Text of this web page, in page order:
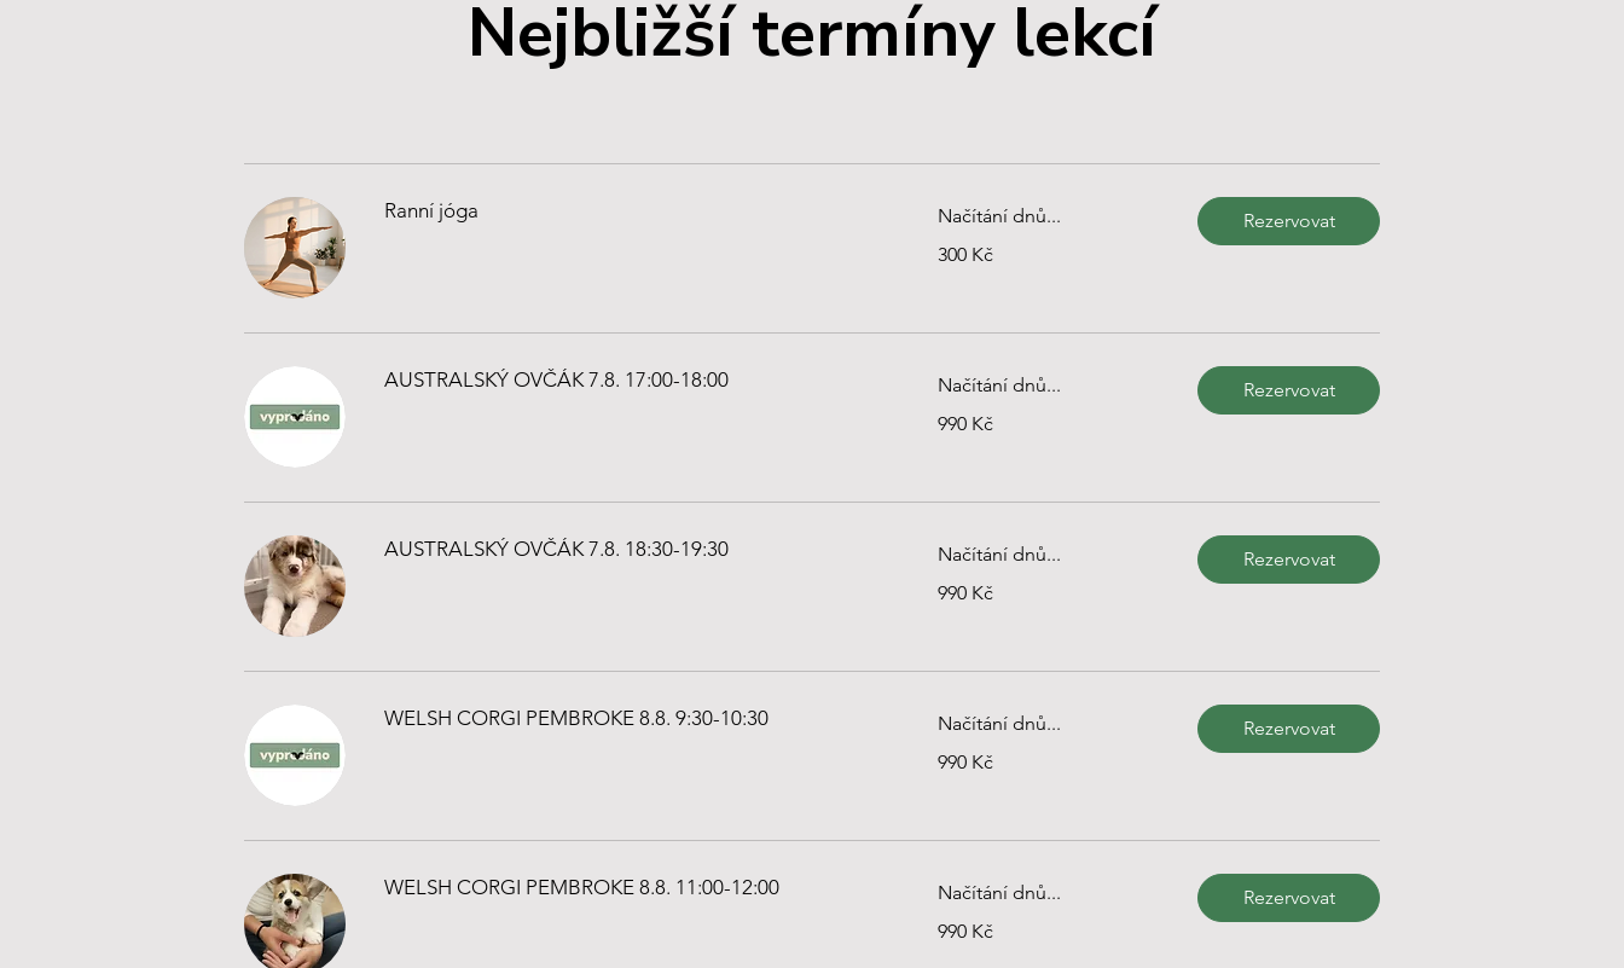
Nejbližší termíny lekcí
Ranní jóga Načítání dnů...
českých
300 Kč
Rezervovat
AUSTRALSKÝ OVČÁK 7.8. 17:00-18:00 Načítání dnů...
českých
990 Kč
Rezervovat
AUSTRALSKÝ OVČÁK 7.8. 18:30-19:30 Načítání dnů...
českých
990 Kč
Rezervovat
WELSH CORGI PEMBROKE 8.8. 9:30-10:30 Načítání dnů...
českých
990 Kč
Rezervovat
WELSH CORGI PEMBROKE 8.8. 11:00-12:00 Načítání dnů...
českých
990 Kč
Rezervovat